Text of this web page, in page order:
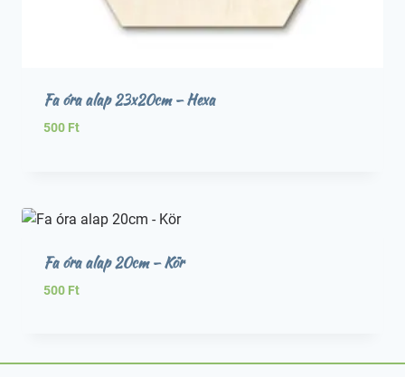
Fa óra alap 23x20cm – Hexa
500 Ft
Fa óra alap 20cm – Kör
500 Ft